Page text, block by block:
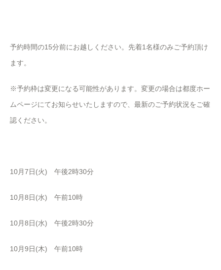
予約時間の15分前にお越しください。先着1名様のみご予約頂け
ます。
※予約枠は変更になる可能性があります。変更の場合は都度ホー
ムページにてお知らせいたしますので、最新のご予約状況をご確
認ください。
10月7日(火) 午後2時30分
10月8日(水) 午前10時
10月8日(水) 午後2時30分
10月9日(木) 午前10時